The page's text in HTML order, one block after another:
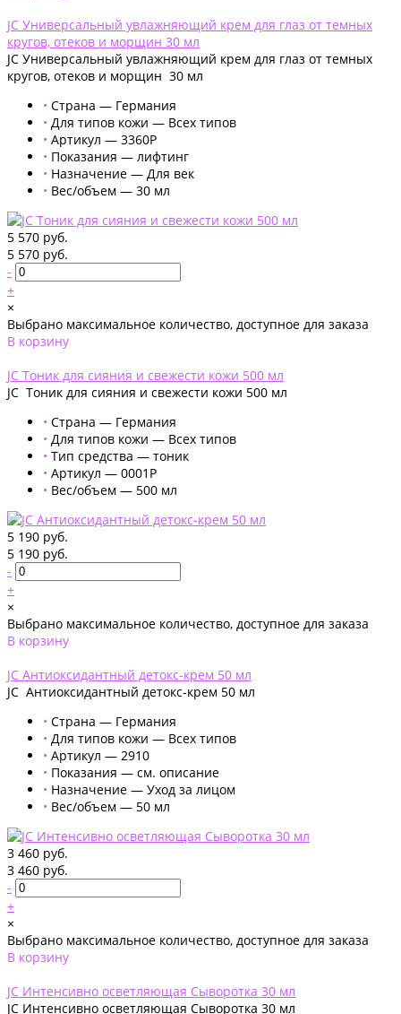
JC Универсальный увлажняющий крем для глаз от темных
кругов, отеков и морщин 30 мл
JC Универсальный увлажняющий крем для глаз от темных
кругов, отеков и морщин 30 мл
• Страна — Германия
• Для типов кожи — Всех типов
• Артикул — 3360Р
• Показания — лифтинг
• Назначение — Для век
• Вес/объем — 30 мл
5 570 руб.
5 570 руб.
-
+
×
Выбрано максимальное количество, доступное для заказа
В корзину
JC Тоник для сияния и свежести кожи 500 мл
JC Тоник для сияния и свежести кожи 500 мл
• Страна — Германия
• Для типов кожи — Всех типов
• Тип средства — тоник
• Артикул — 0001P
• Вес/объем — 500 мл
5 190 руб.
5 190 руб.
-
+
×
Выбрано максимальное количество, доступное для заказа
В корзину
JC Антиоксидантный детокс-крем 50 мл
JC Антиоксидантный детокс-крем 50 мл
• Страна — Германия
• Для типов кожи — Всех типов
• Артикул — 2910
• Показания — см. описание
• Назначение — Уход за лицом
• Вес/объем — 50 мл
3 460 руб.
3 460 руб.
-
+
×
Выбрано максимальное количество, доступное для заказа
В корзину
JC Интенсивно осветляющая Сыворотка 30 мл
JC Интенсивно осветляющая Сыворотка 30 мл